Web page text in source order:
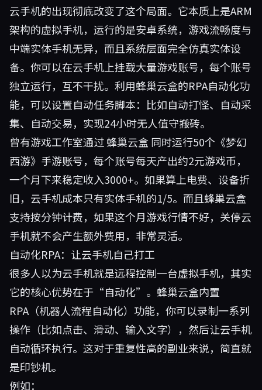
云手机的出现彻底改变了这个局面。它本质上是ARM
架构的虚拟手机，运行的是安卓系统，游戏流畅度与
中端实体手机无异，而且系统层面完全仿真实体设
备。你可以在云手机上挂载大量游戏账号，每个账号
独立运行，互不干扰。利用蜂巢云盒的RPA自动化功
能，可以设置自动任务脚本：比如自动打怪、自动采
集、自动交易，实现24小时无人值守搬砖。
曾有游戏工作室通过蜂巢云盒同时运行50个《梦幻
西游》手游账号，每个账号每天产出约2元游戏币，
一个月下来稳定收入3000+。如果算上电费、设备折
旧，云手机成本只有实体手机的1/5。而且蜂巢云盒
支持按分钟计费，如果这个月游戏行情不好，关停云
手机就不会产生额外费用，非常灵活。
自动化RPA：让云手机自己打工
很多人以为云手机就是远程控制一台虚拟手机，其实
它的核心优势在于“自动化”。蜂巢云盒内置
RPA（机器人流程自动化）功能，你可以录制一系列
操作（比如点击、滑动、输入文字），然后让云手机
自动循环执行。这对于重复性高的副业来说，简直就
是印钞机。
例如：